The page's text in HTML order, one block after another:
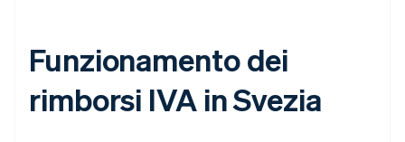
Funzionamento dei
rimborsi IVA in Svezia